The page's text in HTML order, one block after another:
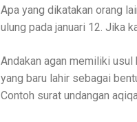
Apa yang dikatakan orang
ulung pada januari 12. Jika
Andakan agan memiliki
yang baru lahir sebagai
Contoh surat undangan